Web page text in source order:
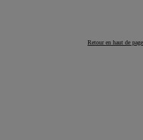
Retour en haut de page